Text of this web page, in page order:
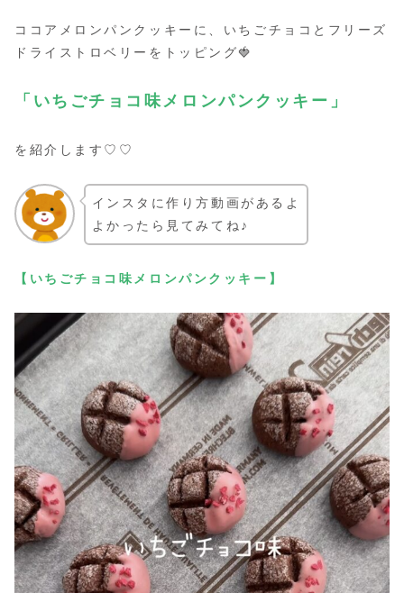
ココアメロンパンクッキーに、いちごチョコとフリーズ
ドライストロベリーをトッピング🍓
「いちごチョコ味メロンパンクッキー」
を紹介します♡♡
インスタに作り方動画があるよ
よかったら見てみてね♪
【いちごチョコ味メロンパンクッキー】